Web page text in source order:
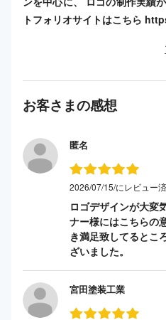
トフォリオサイトはこちら
お客さまの感想
匿名
2026/07/15/にレビュー
ロゴデザインが大変
ナー様にはこちらの
き満足致してるとこ
ざいました。
宮田塗装工業